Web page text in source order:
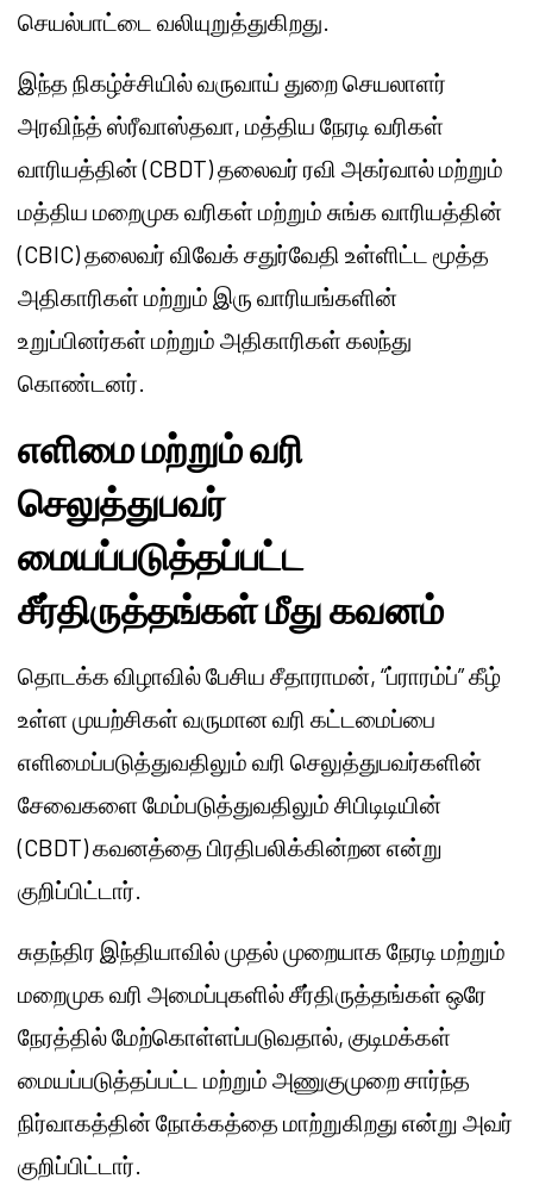
செயல்பாட்டை வலியுறுத்துகிறது.
இந்த நிகழ்ச்சியில் வருவாய் துறை செயலாளர்
அரவிந்த் ஸ்ரீவாஸ்தவா, மத்திய நேரடி வரிகள்
வாரியத்தின் (CBDT) தலைவர் ரவி அகர்வால் மற்றும்
மத்திய மறைமுக வரிகள் மற்றும் சுங்க வாரியத்தின்
(CBIC) தலைவர் விவேக் சதுர்வேதி உள்ளிட்ட மூத்த
அதிகாரிகள் மற்றும் இரு வாரியங்களின்
உறுப்பினர்கள் மற்றும் அதிகாரிகள் கலந்து
கொண்டனர்.
எளிமை மற்றும் வரி
செலுத்துபவர்
மையப்படுத்தப்பட்ட
சீர்திருத்தங்கள் மீது கவனம்
தொடக்க விழாவில் பேசிய சீதாராமன், “ப்ராரம்ப்” கீழ்
உள்ள முயற்சிகள் வருமான வரி கட்டமைப்பை
எளிமைப்படுத்துவதிலும் வரி செலுத்துபவர்களின்
சேவைகளை மேம்படுத்துவதிலும் சிபிடிடியின்
(CBDT) கவனத்தை பிரதிபலிக்கின்றன என்று
குறிப்பிட்டார்.
சுதந்திர இந்தியாவில் முதல் முறையாக நேரடி மற்றும்
மறைமுக வரி அமைப்புகளில் சீர்திருத்தங்கள் ஒரே
நேரத்தில் மேற்கொள்ளப்படுவதால், குடிமக்கள்
மையப்படுத்தப்பட்ட மற்றும் அணுகுமுறை சார்ந்த
நிர்வாகத்தின் நோக்கத்தை மாற்றுகிறது என்று அவர்
குறிப்பிட்டார்.